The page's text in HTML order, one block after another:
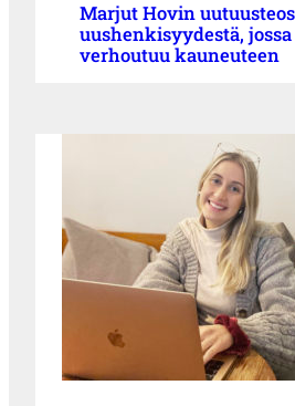
Marjut Hovin
uushenkisyydestä,
verhoutuu kauneuteen